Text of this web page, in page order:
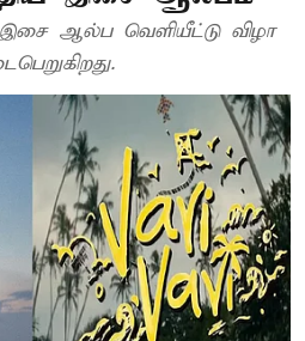
இசை ஆல்ப வெளியீட்டு விழா
நடைபெறுகிறது.